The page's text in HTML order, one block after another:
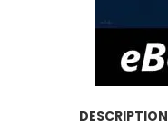
DESCRIPTION